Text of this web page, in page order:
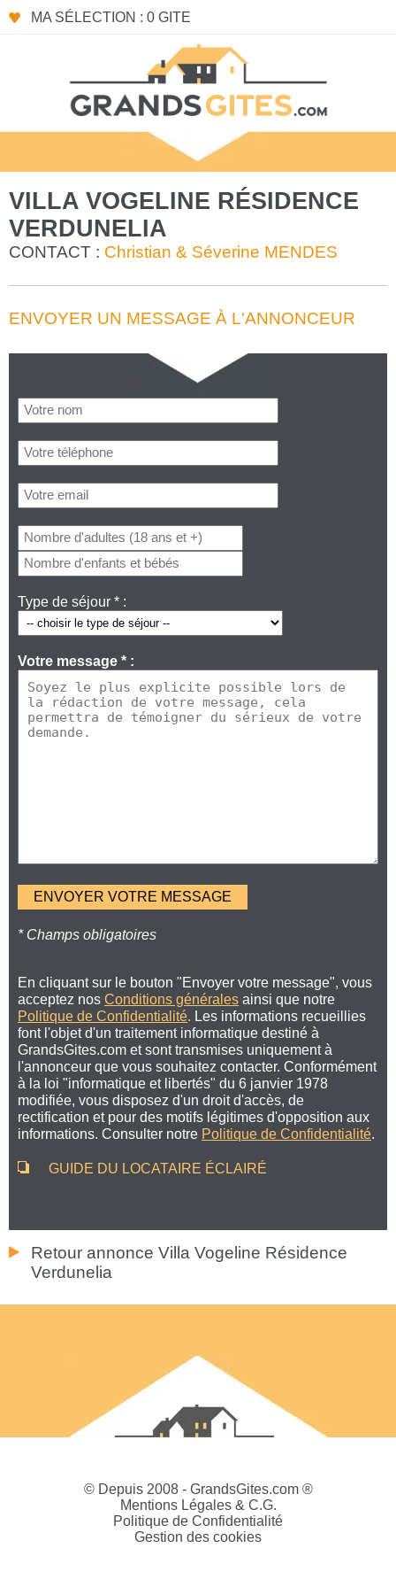
MA SÉLECTION : 0 GITE
VILLA VOGELINE RÉSIDENCE
VERDUNELIA
CONTACT : Christian & Séverine MENDES
ENVOYER UN MESSAGE À L'ANNONCEUR
Type de séjour * :
Votre message * :
* Champs obligatoires
En cliquant sur le bouton "Envoyer votre message", vous
acceptez nos Conditions générales ainsi que notre
Politique de Confidentialité. Les informations recueillies
font l'objet d'un traitement informatique destiné à
GrandsGites.com et sont transmises uniquement à
l'annonceur que vous souhaitez contacter. Conformément
à la loi "informatique et libertés" du 6 janvier 1978
modifiée, vous disposez d'un droit d'accès, de
rectification et pour des motifs légitimes d'opposition aux
informations. Consulter notre Politique de Confidentialité.
GUIDE DU LOCATAIRE ÉCLAIRÉ
Retour annonce Villa Vogeline Résidence
Verdunelia
© Depuis 2008 - GrandsGites.com ®
Mentions Légales & C.G.
Politique de Confidentialité
Gestion des cookies